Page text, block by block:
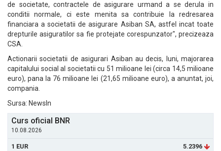
de societate, contractele de asigurare urmand a se derula in
conditii normale, ci este menita sa contribuie la redresarea
financiara a societatii de asigurare Asiban SA, astfel incat toate
drepturile asiguratilor sa fie protejate corespunzator", precizeaza
CSA.
Actionarii societatii de asigurari Asiban au decis, luni, majorarea
capitalului social al societatii cu 51 milioane lei (circa 14,5 milioane
euro), pana la 76 milioane lei (21,65 milioane euro), a anuntat, joi,
compania.
Sursa: NewsIn
Curs oficial BNR
10.08.2026
1 EUR
5.2396